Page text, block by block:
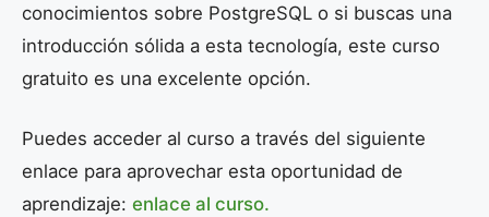
conocimientos sobre PostgreSQL o si buscas una
introducción sólida a esta tecnología, este curso
gratuito es una excelente opción.
Puedes acceder al curso a través del siguiente
enlace para aprovechar esta oportunidad de
aprendizaje: enlace al curso.